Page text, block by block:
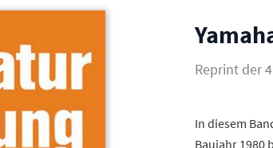
Reprint der
In diesem
Baujahr 1980